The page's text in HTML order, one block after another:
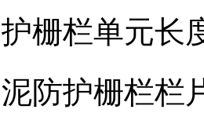
护栅栏单元长
泥防护栅栏栏